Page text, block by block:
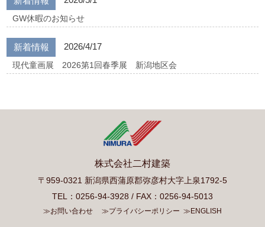
GW休暇のお知らせ
新着情報 2026/4/17
現代童画展 2026第1回春季展 新潟地区会
株式会社二村建築
〒959-0321 新潟県西蒲原郡弥彦村大字上泉1792-5
TEL：0256-94-3928 / FAX：0256-94-5013
≫お問い合わせ ≫プライバシーポリシー ≫ENGLISH